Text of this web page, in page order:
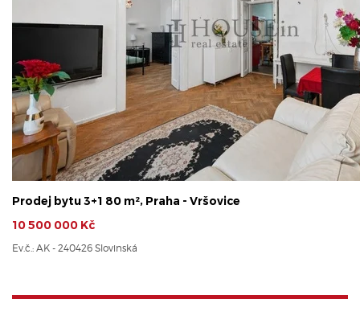
Prodej bytu 3+1 80 m², Praha - Vršovice
10 500 000 Kč
Ev.č.: AK - 240426 Slovinská